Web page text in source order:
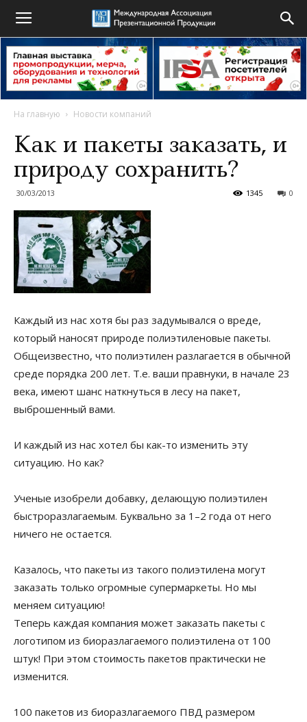
На главную Новости компаний
Как и пакеты заказать, и
природу сохранить?
30/03/2013 0
1345
Каждый из нас хотя бы раз задумывался о вреде,
который наносят природе полиэтиленовые пакеты.
Общеизвестно, что полиэтилен разлагается в обычной
среде порядка 200 лет. Т.е. ваши правнуки, в начале 23
века, имеют шанс наткнуться в лесу на пакет,
выброшенный вами.
И каждый из нас хотел бы как-то изменить эту
ситуацию. Но как?
Ученые изобрели добавку, делающую полиэтилен
быстроразлагаемым. Буквально за 1–2 года от него
ничего не остается.
Казалось, что пакеты из такого полиэтилена могут
заказать только огромные супермаркеты. Но мы
меняем ситуацию!
Теперь каждая компания может заказать пакеты с
логотипом из биоразлагаемого полиэтилена от 100
штук! При этом стоимость пакетов практически не
изменится.
100 пакетов из биоразлагаемого ПВД размером